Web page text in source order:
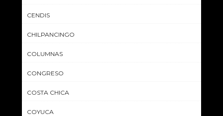
CENDIS
CHILPANCINGO
COLUMNAS
CONGRESO
COSTA CHICA
COYUCA